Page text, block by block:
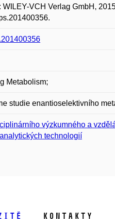
VCH Verlag GmbH,
Metabolism;
studie enantioselektivního
výzkumného a
technologií
Kontakty